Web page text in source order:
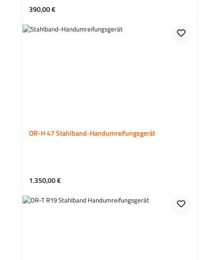
Regulärer Preis:
390,00 €
OR-H 47 Stahlband-Handumreifungsgerät
Regulärer Preis:
1.350,00 €